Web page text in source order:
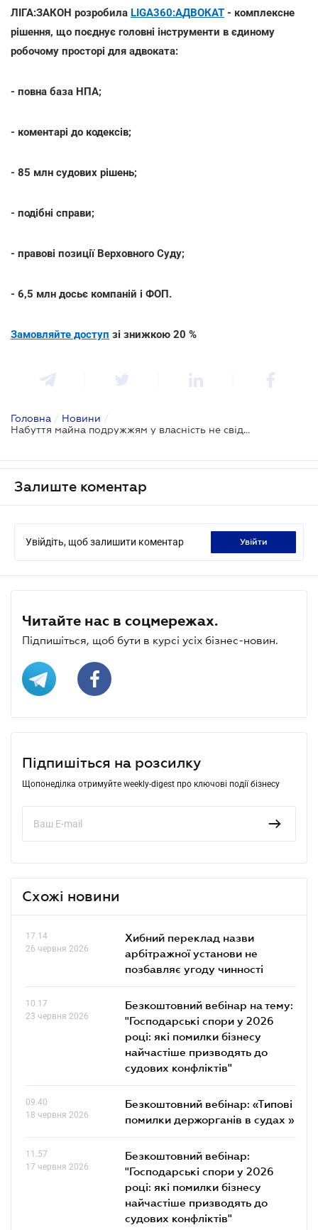
ЛІГА:ЗАКОН розробила LIGA360:АДВОКАТ - комплексне
рішення, що поєднує головні інструменти в єдиному
робочому просторі для адвоката:
- повна база НПА;
- коментарі до кодексів;
- 85 млн судових рішень;
- подібні справи;
- правові позиції Верховного Суду;
- 6,5 млн досьє компаній і ФОП.
Замовляйте доступ зі знижкою 20 %
Головна / Новини /
Набуття майна подружжям у власність не свідчить про солідарність зобов'язань - ВС
Залиште коментар
Увійдіть, щоб залишити коментар увійти
Читайте нас в соцмережах.
Підпишіться, щоб бути в курсі усіх бізнес-новин.
Підпишіться на розсилку
Щопонеділка отримуйте weekly-digest про ключові події бізнесу
Схожі новини
17.14
26 червня 2026
Хибний переклад назви
арбітражної установи не
позбавляє угоду чинності
10.17
23 червня 2026
Безкоштовний вебінар на тему:
"Господарські спори у 2026
році: які помилки бізнесу
найчастіше призводять до
судових конфліктів"
09.40
18 червня 2026
Безкоштовний вебінар: «Типові
помилки держорганів в судах »
11.57
17 червня 2026
Безкоштовний вебінар:
"Господарські спори у 2026
році: які помилки бізнесу
найчастіше призводять до
судових конфліктів"